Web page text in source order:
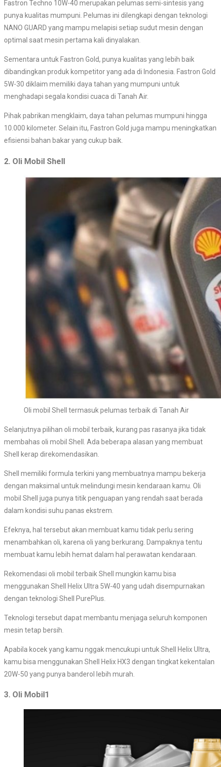
Fastron Techno 10W-40 merupakan pelumas semi-sintesis yang
punya kualitas mumpuni. Pelumas ini dilengkapi dengan teknologi
NANO GUARD yang mampu melapisi setiap sudut mesin dengan
optimal saat mesin pertama kali dinyalakan.
Sementara untuk Fastron Gold, punya kualitas yang lebih baik
dibandingkan produk kompetitor yang ada di Indonesia. Fastron Gold
5W-30 diklaim memiliki daya tahan yang mumpuni untuk
menghadapi segala kondisi cuaca di Tanah Air.
Pihak pabrikan mengklaim, daya tahan pelumas mumpuni hingga
10.000 kilometer. Selain itu, Fastron Gold juga mampu meningkatkan
efisiensi bahan bakar yang cukup baik.
2. Oli Mobil Shell
Oli mobil Shell termasuk pelumas terbaik di Tanah Air
Selanjutnya pilihan oli mobil terbaik, kurang pas rasanya jika tidak
membahas oli mobil Shell. Ada beberapa alasan yang membuat
Shell kerap direkomendasikan.
Shell memiliki formula terkini yang membuatnya mampu bekerja
dengan maksimal untuk melindungi mesin kendaraan kamu. Oli
mobil Shell juga punya titik penguapan yang rendah saat berada
dalam kondisi suhu panas ekstrem.
Efeknya, hal tersebut akan membuat kamu tidak perlu sering
menambahkan oli, karena oli yang berkurang. Dampaknya tentu
membuat kamu lebih hemat dalam hal perawatan kendaraan.
Rekomendasi oli mobil terbaik Shell mungkin kamu bisa
menggunakan Shell Helix Ultra 5W-40 yang udah disempurnakan
dengan teknologi Shell PurePlus.
Teknologi tersebut dapat membantu menjaga seluruh komponen
mesin tetap bersih.
Apabila kocek yang kamu nggak mencukupi untuk Shell Helix Ultra,
kamu bisa menggunakan Shell Helix HX3 dengan tingkat kekentalan
20W-50 yang punya banderol lebih murah.
3. Oli Mobil1